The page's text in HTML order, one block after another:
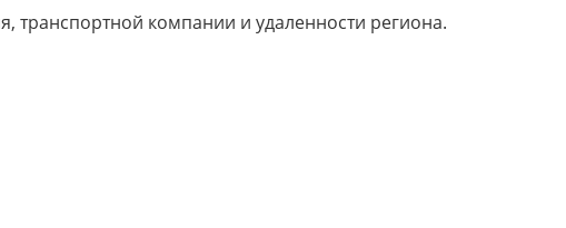
транспортной компании и удаленности региона.